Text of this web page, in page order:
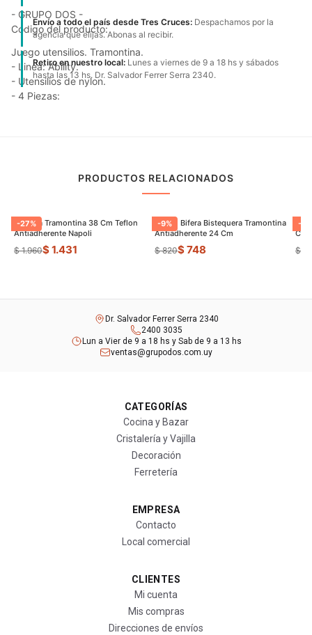
Envío a todo el país desde Tres Cruces: Despachamos por la
agencia que elijas. Abonas al recibir.
Retiro en nuestro local: Lunes a viernes de 9 a 18 hs y sábados
hasta las 13 hs. Dr. Salvador Ferrer Serra 2340.
- GRUPO DOS -
Código del producto:
Juego utensilios. Tramontina.
- Linea: Ability.
- Utensilios de nylon.
- 4 Piezas:
PRODUCTOS RELACIONADOS
-27%
Paellera Tramontina 38 Cm Teflon
Antiadherente Napoli
$ 1.960$ 1.431
-9%
Sarten Bifera Bistequera Tramontina
Antiadherente 24 Cm
$ 820$ 748
-
Cm
$
Dr. Salvador Ferrer Serra 2340
2400 3035
Lun a Vier de 9 a 18 hs y Sab de 9 a 13 hs
ventas@grupodos.com.uy
CATEGORÍAS
Cocina y Bazar
Cristalería y Vajilla
Decoración
Ferretería
EMPRESA
Contacto
Local comercial
CLIENTES
Mi cuenta
Mis compras
Direcciones de envíos